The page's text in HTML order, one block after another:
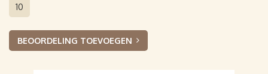
10
BEOORDELING TOEVOEGEN